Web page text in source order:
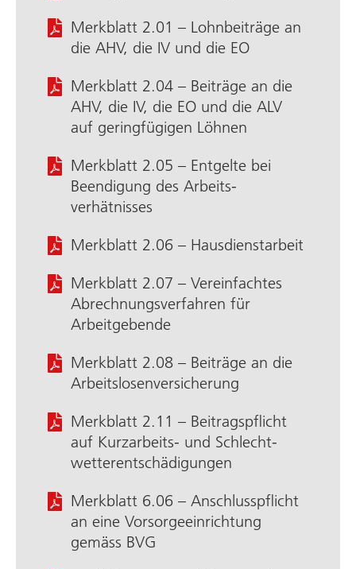
Merkblatt 2.01 – Lohnbeiträge an
die AHV, die IV und die EO
Merkblatt 2.04 – Beiträge an die
AHV, die IV, die EO und die ALV
auf geringfügigen Löhnen
Merkblatt 2.05 – Entgelte bei
Beendigung des Arbeits­
verhätnisses
Merkblatt 2.06 – Hausdienstarbeit
Merkblatt 2.07 – Vereinfachtes
Abrechnungs­verfahren für
Arbeitgebende
Merkblatt 2.08 – Beiträge an die
Arbeits­losen­versicherung
Merkblatt 2.11 – Beitragspflicht
auf Kurzarbeits- und Schlecht­
wetter­entschädigungen
Merkblatt 6.06 – Anschluss­pflicht
an eine Vorsorge­einrichtung
gemäss BVG